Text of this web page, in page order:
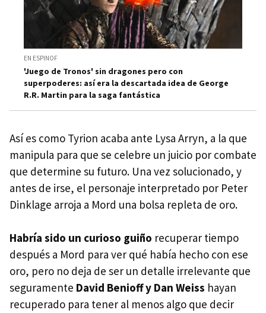
EN ESPINOF
'Juego de Tronos' sin dragones pero con
superpoderes: así era la descartada idea de George
R.R. Martin para la saga fantástica
Así es como Tyrion acaba ante Lysa Arryn, a la que
manipula para que se celebre un juicio por combate
que determine su futuro. Una vez solucionado, y
antes de irse, el personaje interpretado por Peter
Dinklage arroja a Mord una bolsa repleta de oro.
Habría sido un curioso guiño recuperar tiempo
después a Mord para ver qué había hecho con ese
oro, pero no deja de ser un detalle irrelevante que
seguramente David Benioff y Dan Weiss hayan
recuperado para tener al menos algo que decir